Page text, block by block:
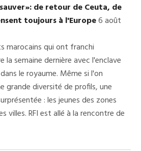
de retour de Ceuta, de
toujours à l'Europe6 août
marocains qui ont franchi
semaine dernière avec l'enclave
le royaume. Même si l'on
grande diversité de profils, une
: les jeunes des zones
villes. RFI est allé à la rencontre de